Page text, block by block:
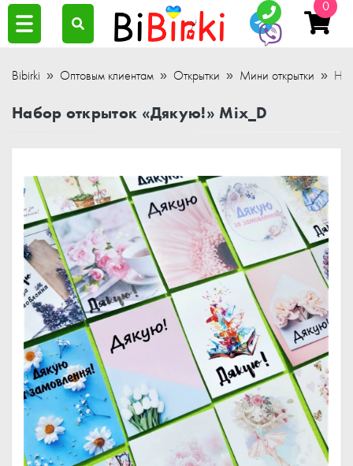
0
Bibirki Оптовым клиентам Открытки Мини открытки
Набор открыток «Дякую!» Mix_D